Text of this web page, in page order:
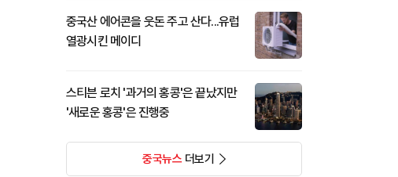
중국산 에어콘을 웃돈 주고 산다...유럽
열광시킨 메이디
스티븐 로치 '과거의 홍콩'은 끝났지만
'새로운 홍콩'은 진행중
중국뉴스더보기